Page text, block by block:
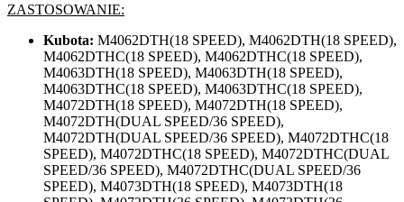
ZASTOSOWANIE:
Kubota: M4062DTH(18 SPEED), M4062DTH(18 SPEED),
M4062DTHC(18 SPEED), M4062DTHC(18 SPEED),
M4063DTH(18 SPEED), M4063DTH(18 SPEED),
M4063DTHC(18 SPEED), M4063DTHC(18 SPEED),
M4072DTH(18 SPEED), M4072DTH(18 SPEED),
M4072DTH(DUAL SPEED/36 SPEED),
M4072DTH(DUAL SPEED/36 SPEED), M4072DTHC(18
SPEED), M4072DTHC(18 SPEED), M4072DTHC(DUAL
SPEED/36 SPEED), M4072DTHC(DUAL SPEED/36
SPEED), M4073DTH(18 SPEED), M4073DTH(18